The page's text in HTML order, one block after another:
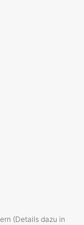
(Details dazu in